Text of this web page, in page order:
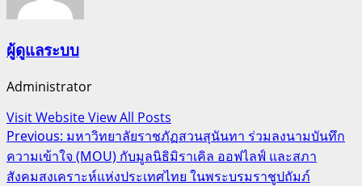
ผู้ดูแลระบบ
Administrator
Visit WebsiteView All Posts
Post
navigation
Previous: มหาวิทยาลัยราชภัฏสวนสุนันทา ร่วมลงนามบันทึก
ความเข้าใจ (MOU) กับมูลนิธิมิราเคิล ออฟไลฟ์ และสภา
สังคมสงเคราะห์แห่งประเทศไทย ในพระบรมราชูปถัมภ์